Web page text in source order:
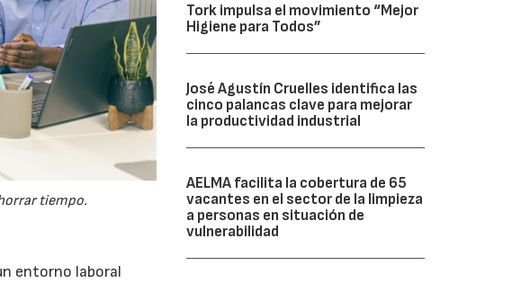
tiempo.
entorno laboral
Tork impulsa el movimiento “Mejor
Higiene para Todos”
José Agustín Cruelles identifica las
cinco palancas clave para mejorar
la productividad industrial
AELMA facilita la cobertura de 65
vacantes en el sector de la limpieza
a personas en situación de
vulnerabilidad